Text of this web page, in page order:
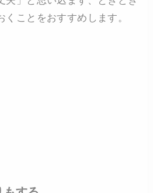
ことをおすすめします。